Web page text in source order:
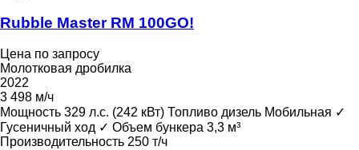
Rubble Master RM 100GO!
Цена по запросу
Молотковая дробилка
2022
3 498 м/ч
Мощность 329 л.с. (242 кВт) Топливо дизель Мобильная ✓
Гусеничный ход ✓ Объем бункера 3,3 м³
Производительность 250 т/ч